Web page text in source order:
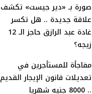
صورة بـ «دير جيست» تكشف
علاقة جديدة .. هل تكسر
غادة عبد الرازق حاجز الـ 12
زيجه؟
مفاجأة للمستأجرين في
تعديلات قانون الإيجار القديم
.. 8000 جنيه شهريا